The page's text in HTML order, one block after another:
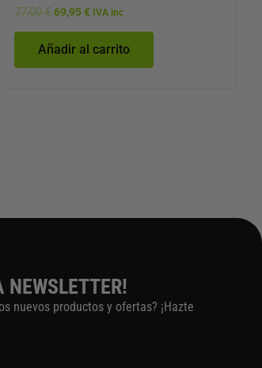
77,00€ 69,95€ IVA inc
Añadir al carrito
NEWSLETTER!
nuevos productos y ofertas? ¡Hazte